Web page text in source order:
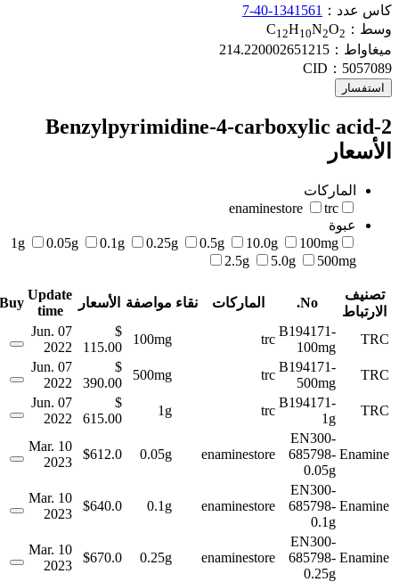
كاس عدد： 1341561-40-7
وسط：
C12H10N2O2
ميغاواط： 214.220002651215
CID：5057089
استفسار
2-Benzylpyrimidine-4-carboxylic acid
الأسعار
الماركات
enaminestore
trc
عبوة
1g
0.05g 0.1g 0.25g 0.5g 10.0g
100mg
2.5g
5.0g 500mg
تصنيف
الارتباط
No. الماركات نقاء مواصفة الأسعار
Update
time
Buy
TRC
B194171-
100mg
trc
100mg
$
115.00
07 Jun.
2022
TRC
B194171-
500mg
trc
500mg
$
390.00
07 Jun.
2022
TRC
B194171-
1g
trc
1g
$
615.00
07 Jun.
2022
Enamine
EN300-
685798-
0.05g
enaminestore
0.05g
$612.0
10 Mar.
2023
Enamine
EN300-
685798-
0.1g
enaminestore
0.1g
$640.0
10 Mar.
2023
Enamine
EN300-
685798-
0.25g
enaminestore
0.25g
$670.0
10 Mar.
2023